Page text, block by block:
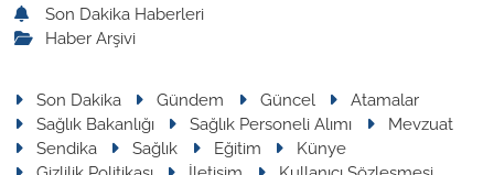
Son Dakika Haberleri
Haber Arşivi
Son Dakika Gündem Güncel
Atamalar
Sağlık Bakanlığı
Sağlık Personeli Alımı
Mevzuat
Sendika
Sağlık Eğitim
Künye